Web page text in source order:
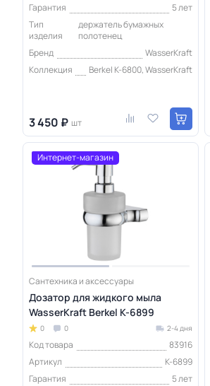
Гарантия
5 лет
Тип
изделия
держатель бумажных
полотенец
Бренд
WasserKraft
Коллекция
Berkel K-6800, WasserKraft
3 450 ₽ шт
Интернет-магазин
Сантехника и аксессуары
Дозатор для жидкого мыла
WasserKraft Berkel K-6899
0 0 2-4 дня
Код товара
83916
Артикул
K-6899
Гарантия
5 лет